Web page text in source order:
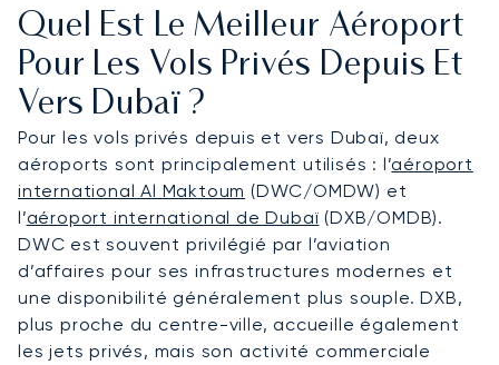
Quel Est Le Meilleur Aéroport
Pour Les Vols Privés Depuis Et
Vers Dubaï ?
Pour les vols privés depuis et vers Dubaï, deux
aéroports sont principalement utilisés : l’aéroport
international Al Maktoum (DWC/OMDW) et
l’aéroport international de Dubaï (DXB/OMDB).
DWC est souvent privilégié par l’aviation
d’affaires pour ses infrastructures modernes et
une disponibilité généralement plus souple. DXB,
plus proche du centre-ville, accueille également
les jets privés, mais son activité commerciale